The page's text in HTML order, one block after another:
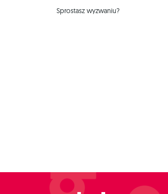
Sprostasz wyzwaniu?